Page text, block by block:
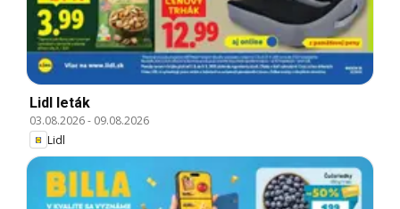
Lidl leták
03.08.2026- 09.08.2026
Lidl